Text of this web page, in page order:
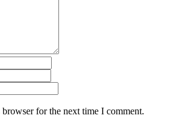
for the next time I comment.